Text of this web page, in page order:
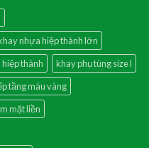
nhựa hiệp thành lớn
thành
khay phụ tùng size l
tầng màu vàng
mặt liền